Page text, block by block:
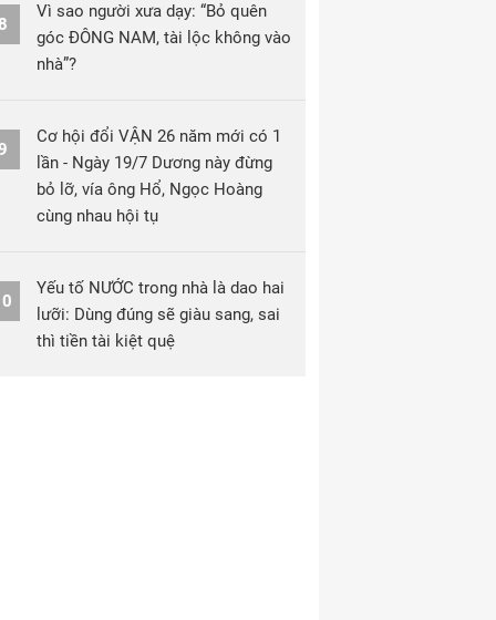
Vì sao người xưa dạy: “Bỏ quên
góc ĐÔNG NAM, tài lộc không vào
nhà”?
Cơ hội đổi VẬN 26 năm mới có 1
lần - Ngày 19/7 Dương này đừng
bỏ lỡ, vía ông Hổ, Ngọc Hoàng
cùng nhau hội tụ
Yếu tố NƯỚC trong nhà là dao hai
lưỡi: Dùng đúng sẽ giàu sang, sai
thì tiền tài kiệt quệ